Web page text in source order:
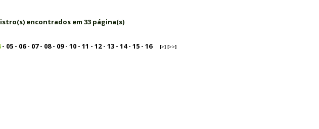
encontrados em 33 página(s)
- 05 - 06 - 07 - 08 - 09 - 10 - 11 - 12 - 13 - 14 - 15 - 16 [>] [>>]